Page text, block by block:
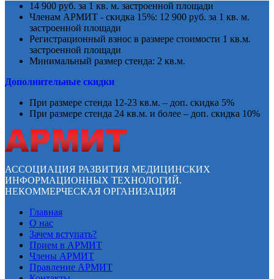
14 900 руб. за 1 кв. м. застроенной площади
Членам АРМИТ - скидка 15%: 12 900 руб. за 1 кв. м.
застроенной площади
Регистрационный взнос в размере стоимости 1 кв.м.
застроенной площади
Минимальный размер стенда: 2 кв.м.
Дополнительные скидки
При размере стенда 12-23 кв.м. – доп. скидка 5%
При размере стенда 24 кв.м. и более – доп. скидка 10%
АССОЦИАЦИЯ РАЗВИТИЯ МЕДИЦИНСКИХ
ИНФОРМАЦИОННЫХ ТЕХНОЛОГИЙ.
НЕКОММЕРЧЕСКАЯ ОРГАНИЗАЦИЯ
Главная
О нас
Зачем вступать?
Прием в АРМИТ
Члены АРМИТ
Правление АРМИТ